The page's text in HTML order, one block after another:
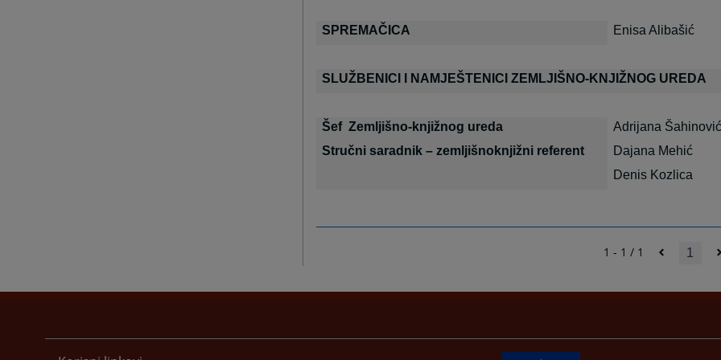
SPREMAČICA Enisa Alibašić
SLUŽBENICI I NAMJEŠTENICI ZEMLJIŠNO-KNJIŽNOG UREDA
Šef Zemljišno-knjižnog ureda
Adrijana
Stručni saradnik – zemljišnoknjižni referent
Dajana Mehić
Denis Kozlica
1 - 1 / 1 1